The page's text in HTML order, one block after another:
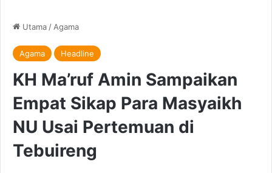
Utama / Agama
Agama Headline
KH Ma’ruf Amin Sampaikan
Empat Sikap Para Masyaikh
NU Usai Pertemuan di
Tebuireng